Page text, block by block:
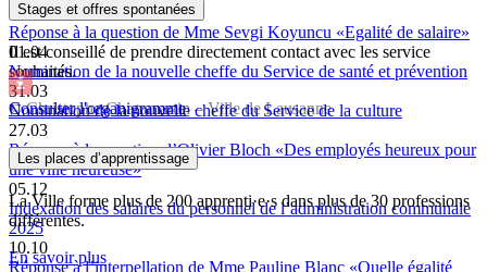
© Christophe Chammartin – Ville de Lausanne
15.05
Réponse à la question de Mme Sevgi Koyuncu «Egalité de salaire»
01.04
Nomination de la nouvelle cheffe du Service de santé et prévention
31.03
Nomination de la nouvelle cheffe du Service de la culture
27.03
Réponse à la question d’Olivier Bloch «Des employés heureux pour
une ville heureuse»
05.12
Indexation des salaires du personnel de l’administration communale
2025
10.10
Réponse à l’interpellation de Mme Pauline Blanc «Quelle égalité
Stages et offres spontanées
Il est conseillé de prendre directement contact avec les service
souhaités.
Consulter l'organigramme
Les places d’apprentissage
La Ville forme plus de 200 apprenti·e·s dans plus de 30 professions
différentes.
En savoir plus